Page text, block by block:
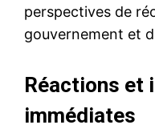
perspectives de
gouvernement et
Réactions et
immédiates